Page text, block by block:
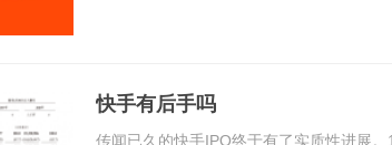
快手有后手吗
传闻已久的快手IPO终于有了实质性进展